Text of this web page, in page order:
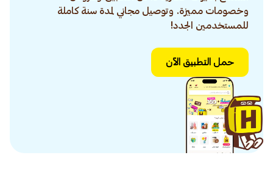
وخصومات مميزة. وتوصيل مجاني لمدة سنة كاملة
للمستخدمين الجدد!
حمل التطبيق الآن